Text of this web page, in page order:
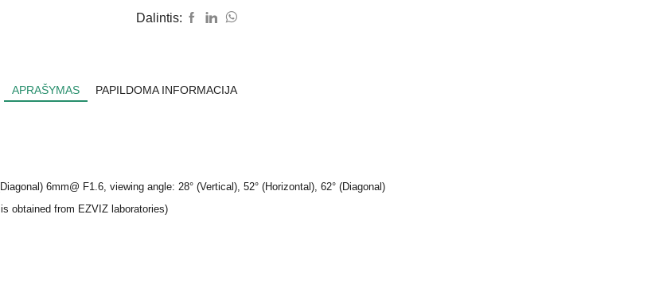
Dalintis:
APRAŠYMAS PAPILDOMA INFORMACIJA
6mm@ F1.6, viewing angle: 28° (Vertical), 52° (Horizontal), 62° (Diagonal)
obtained from EZVIZ laboratories)